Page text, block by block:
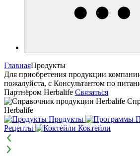
ГлавнаяПродукты
Для приобретения продукции
пожалуйста, с Консультантом по
Партнёром Herbalife Связаться
Herbalife
Продукты
Рецепты
Коктейли